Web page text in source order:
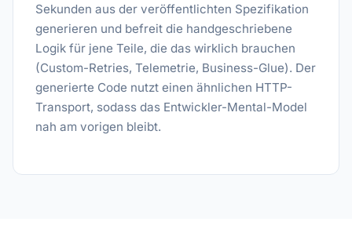
Sekunden aus der veröffentlichten Spezifikation
generieren und befreit die handgeschriebene
Logik für jene Teile, die das wirklich brauchen
(Custom-Retries, Telemetrie, Business-Glue). Der
generierte Code nutzt einen ähnlichen HTTP-
Transport, sodass das Entwickler-Mental-Model
nah am vorigen bleibt.